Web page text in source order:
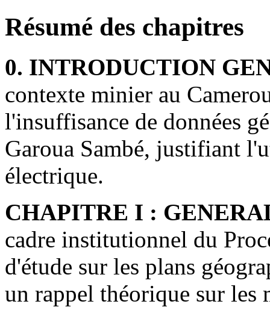
Résumé des chapitres
0. INTRODUCTION
contexte minier au
l'insuffisance de données
Garoua Sambé, justifiant
électrique.
CHAPITRE I :
cadre institutionnel du
d'étude sur les plans
un rappel théorique sur les